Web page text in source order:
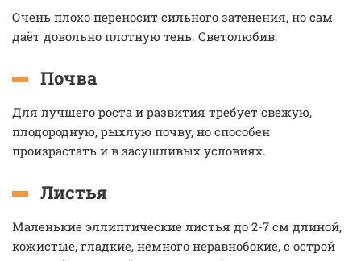
Очень плохо переносит сильного затенения, но сам
даёт довольно плотную тень. Светолюбив.
Почва
Для лучшего роста и развития требует свежую,
плодородную, рыхлую почву, но способен
произрастать и в засушливых условиях.
Листья
Маленькие эллиптические листья до 2-7 см длиной,
кожистые, гладкие, немного неравнобокие, с острой